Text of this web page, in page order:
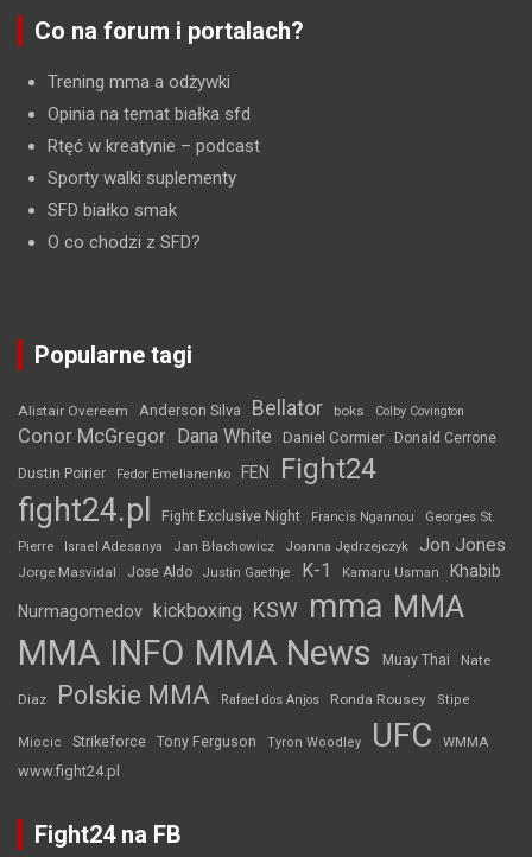
Co na forum i portalach?
Trening mma a odżywki
Opinia na temat białka sfd
Rtęć w kreatynie – podcast
Sporty walki suplementy
SFD białko smak
O co chodzi z SFD?
Popularne tagi
Alistair Overeem Anderson Silva Bellator boks Colby Covington
Conor McGregor Dana White Daniel Cormier Donald Cerrone
Dustin Poirier Fedor Emelianenko FEN Fight24
fight24.pl Fight Exclusive Night Francis Ngannou
Georges St.
Pierre
Israel Adesanya Jan Błachowicz Joanna Jędrzejczyk Jon Jones
Jorge Masvidal Jose Aldo Justin Gaethje K-1 Kamaru Usman Khabib
Nurmagomedov kickboxing KSW mma MMA
MMA INFO MMA News Muay Thai Nate
Diaz Polskie MMA Rafael dos Anjos Ronda Rousey Stipe
Miocic Strikeforce Tony Ferguson Tyron Woodley UFC WMMA
www.fight24.pl
Fight24 na FB